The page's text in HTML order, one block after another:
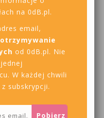
na 0dB.pl.
email,
od 0dB.pl. Nie
W każdej chwili
subskrypcji.